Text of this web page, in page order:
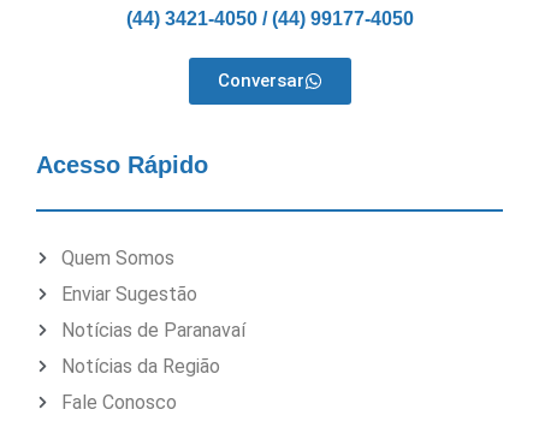
(44) 3421-4050 / (44) 99177-4050
Conversar
Acesso Rápido
Quem Somos
Enviar Sugestão
Notícias de Paranavaí
Notícias da Região
Fale Conosco